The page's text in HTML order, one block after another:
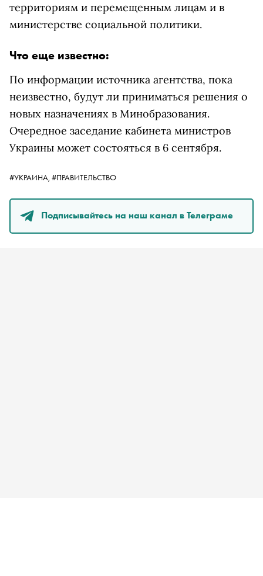
территориям и перемещенным лицам и в
министерстве социальной политики.
Что еще известно:
По информации источника агентства, пока
неизвестно, будут ли приниматься решения о
новых назначениях в Минобразования.
Очередное заседание кабинета министров
Украины может состояться в 6 сентября.
#УКРАИНА, #ПРАВИТЕЛЬСТВО
Подписывайтесь на наш канал в Телеграме